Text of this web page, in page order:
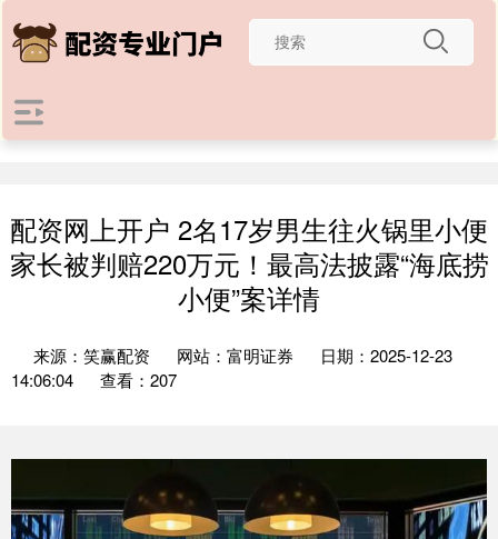
配资网上开户 2名17岁男生往火锅里小便
家长被判赔220万元！最高法披露“海底捞
小便”案详情
来源：笑赢配资 网站：富明证券
日期：2025-12-23
14:06:04
查看：207